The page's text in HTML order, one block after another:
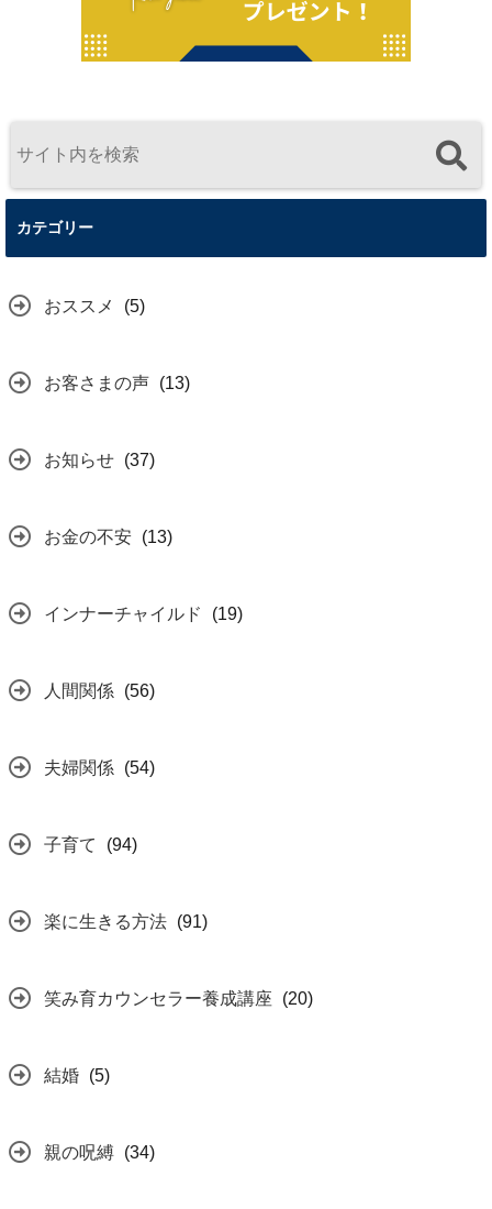
カテゴリー
おススメ (5)
お客さまの声 (13)
お知らせ (37)
お金の不安 (13)
インナーチャイルド (19)
人間関係 (56)
夫婦関係 (54)
子育て (94)
楽に生きる方法 (91)
笑み育カウンセラー養成講座 (20)
結婚 (5)
親の呪縛 (34)